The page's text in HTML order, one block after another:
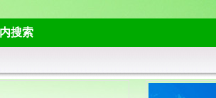
搜索